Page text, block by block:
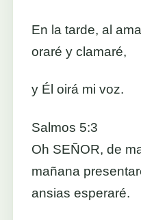
En la tarde, al
oraré y clamaré,
y Él oirá mi voz.
Salmos 5:3
Oh SEÑOR, de
mañana
ansias esperaré.